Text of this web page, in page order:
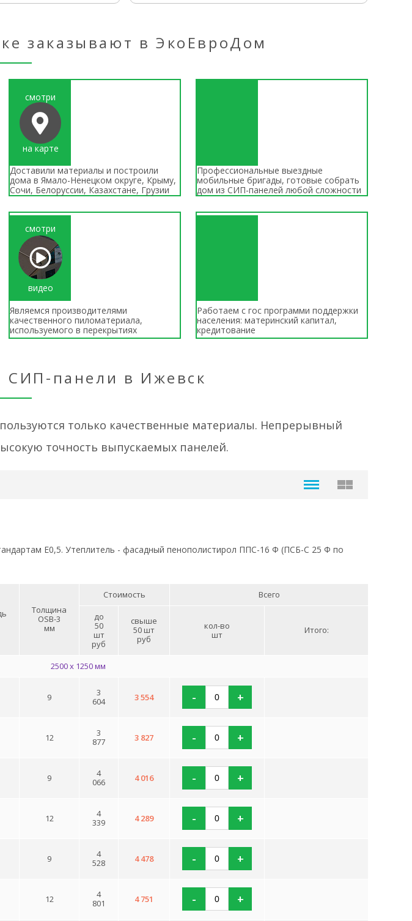
заказывают в ЭкоЕвроДом
смотри
на карте
Доставили материалы и построили
дома в Ямало-Ненецком округе, Крыму,
Сочи, Белоруссии, Казахстане, Грузии
Профессиональные выездные
мобильные бригады, готовые собрать
дом из СИП-панелей любой сложности
смотри
видео
Являемся производителями
качественного пиломатериала,
используемого в перекрытиях
Работаем с гос программи поддержки
населения: материнский капитал,
кредитование
СИП-панели в Ижевск
только качественные материалы. Непрерывный
точность выпускаемых панелей.
Е0,5. Утеплитель - фасадный пенополистирол ППС-16 Ф (ПСБ-С 25 Ф по
Толщина
OSB-3
мм
Стоимость
Всего
до
50
шт
руб
свыше
50 шт
руб
кол-во
шт
Итого:
2500 x 1250 мм
9
3
604
3 554 - +
12
3
877
3 827 - +
9
4
066
4 016 - +
12
4
339
4 289 - +
9
4
528
4 478 - +
12
4
801
4 751 - +